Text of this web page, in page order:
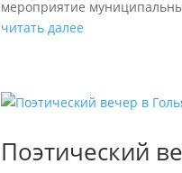
мероприятие
читать далее
Поэтический